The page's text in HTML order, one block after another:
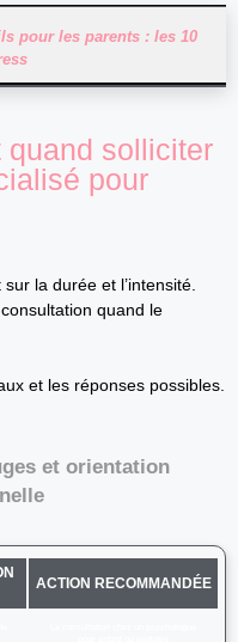
pour les parents : les 10
quand solliciter
pour
la durée et l’intensité.
quand le
et les réponses possibles.
et orientation
ACTION RECOMMANDÉE